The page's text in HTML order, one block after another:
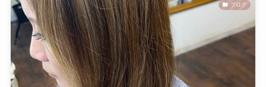
ブログ